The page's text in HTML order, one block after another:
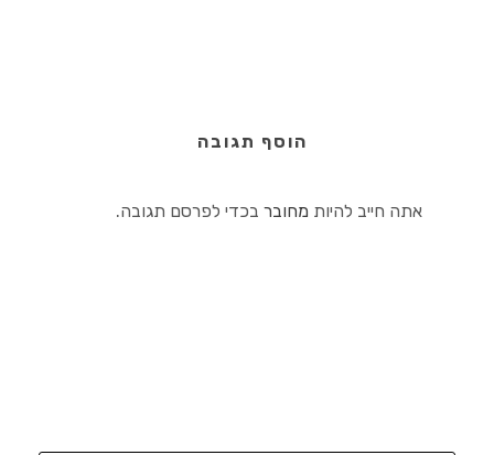
הוסף תגובה
אתה חייב להיות מחובר בכדי לפרסם תגובה.